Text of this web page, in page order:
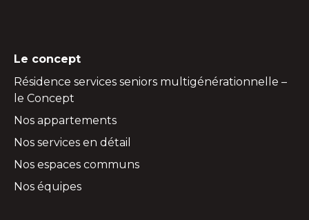
Le concept
Résidence services seniors multigénérationnelle –
le Concept
Nos appartements
Nos services en détail
Nos espaces communs
Nos équipes